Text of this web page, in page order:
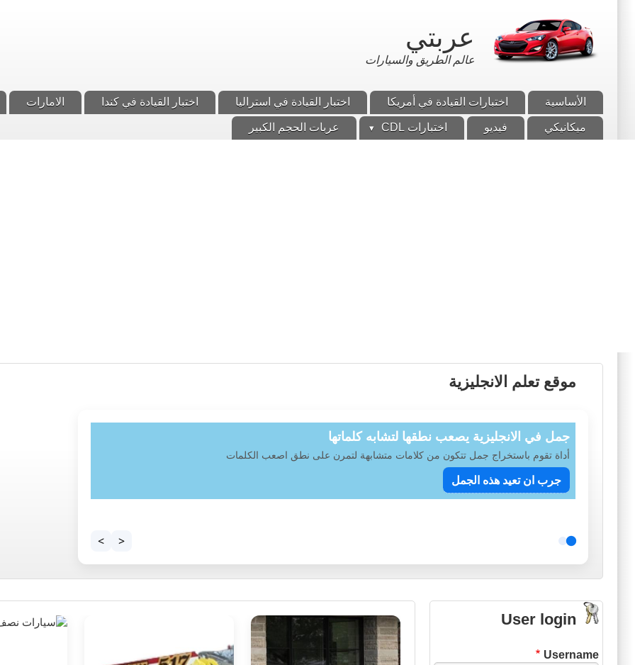
عربتي
عالم الطريق والسيارات
الأساسية اختبارات القيادة في أمريكا اختبار القيادة في استراليا اختبار القيادة في كندا الامارات
ميكانيكي فيديو اختبارات CDL عربات الحجم الكبير
موقع تعلم الانجليزية
جمل في الانجليزية يصعب نطقها لتشابه كلماتها
أداة تقوم باستخراج جمل تتكون من كلامات متشابهة لتمرن على نطق اصعب الكلمات
جرب ان تعيد هذه الجمل
<
>
User login
Username